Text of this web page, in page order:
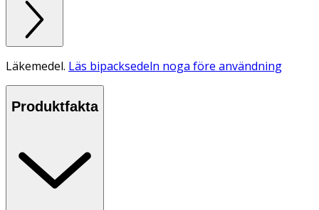
Läkemedel. Läs bipacksedeln noga före användning
Produktfakta